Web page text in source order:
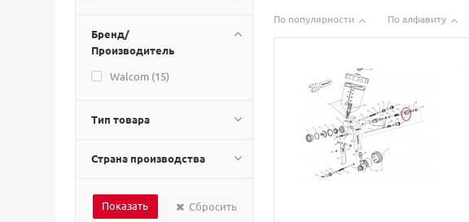
Бренд/
Производитель
Walcom (15)
Тип товара
Страна производства
Сбросить
По популярности По алфавиту